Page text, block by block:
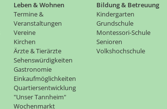
Leben & Wohnen
Termine &
Veranstaltungen
Vereine
Kirchen
Ärzte & Tierärzte
Sehenswürdigkeiten
Gastronomie
Einkaufmöglichkeiten
Quartiersentwicklung
"Unser Tannheim"
Wochenmarkt
Bildung & Betreuung
Kindergarten
Grundschule
Montessori-Schule
Senioren
Volkshochschule